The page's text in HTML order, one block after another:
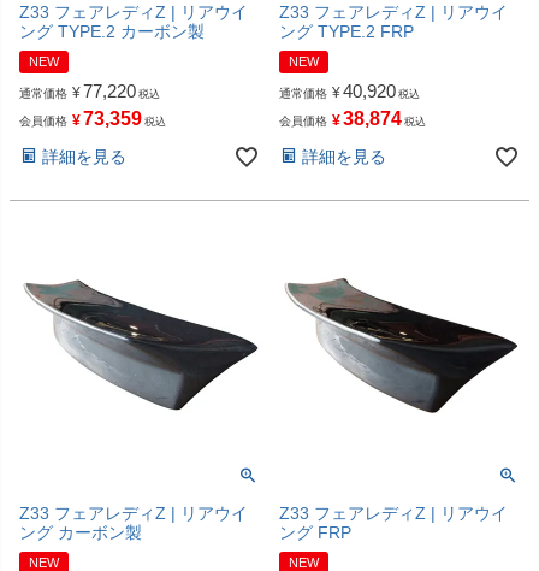
Z33 フェアレディZ | リアウイ
ング TYPE.2 カーボン製
NEW
通常価格 ¥77,220 税込
会員価格 ¥73,359 税込
詳細を見る
Z33 フェアレディZ | リアウイ
ング TYPE.2 FRP
NEW
通常価格 ¥40,920 税込
会員価格 ¥38,874 税込
詳細を見る
Z33 フェアレディZ | リアウイ
ング カーボン製
NEW
Z33 フェアレディZ | リアウイ
ング FRP
NEW